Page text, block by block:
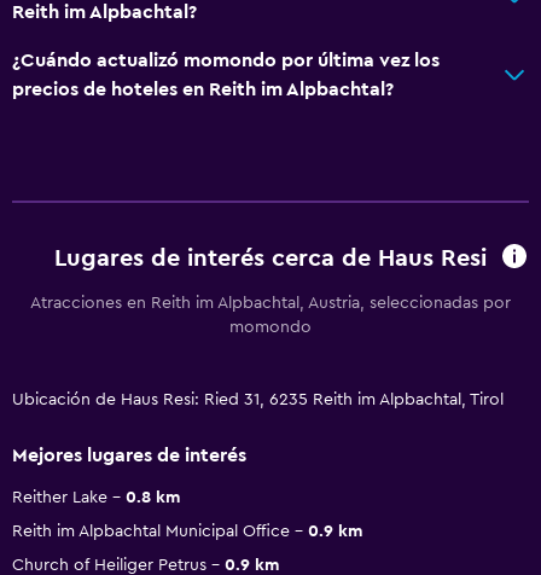
Reith im Alpbachtal?
¿Cuándo actualizó momondo por última vez los
precios de hoteles en Reith im Alpbachtal?
Lugares de interés cerca de Haus Resi
Atracciones en Reith im Alpbachtal, Austria, seleccionadas por
momondo
Ubicación de Haus Resi: Ried 31, 6235 Reith im Alpbachtal, Tirol
Mejores lugares de interés
Reither Lake
0.8 km
Reith im Alpbachtal Municipal Office
0.9 km
Church of Heiliger Petrus
0.9 km